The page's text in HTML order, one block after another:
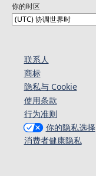
你的时区
联系人
商标
隐私与 Cookie
使用条款
行为准则
你的隐私选择
消费者健康隐私